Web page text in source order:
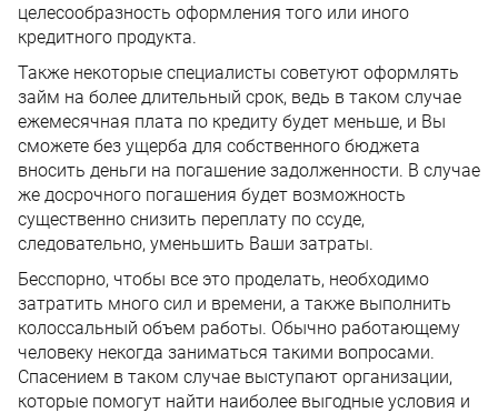
целесообразность оформления того или иного
кредитного продукта.
Также некоторые специалисты советуют оформлять
займ на более длительный срок, ведь в таком случае
ежемесячная плата по кредиту будет меньше, и Вы
сможете без ущерба для собственного бюджета
вносить деньги на погашение задолженности. В случае
же досрочного погашения будет возможность
существенно снизить переплату по ссуде,
следовательно, уменьшить Ваши затраты.
Бесспорно, чтобы все это проделать, необходимо
затратить много сил и времени, а также выполнить
колоссальный объем работы. Обычно работающему
человеку некогда заниматься такими вопросами.
Спасением в таком случае выступают организации,
которые помогут найти наиболее выгодные условия и